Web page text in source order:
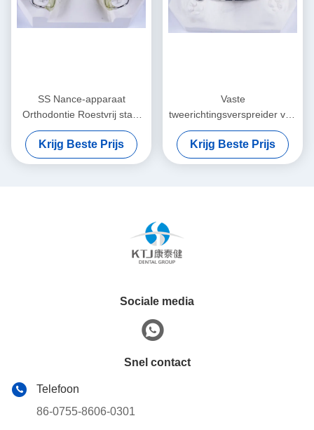
SS Nance-apparaat
Orthodontie Roestvrij staal
Nance-apparaat
Krijg Beste Prijs
Vaste
tweerichtingsverspreider van
het tandvlees
Krijg Beste Prijs
Sociale media
Snel contact
Telefoon
86-0755-8606-0301